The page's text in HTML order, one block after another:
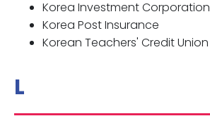
Korea Investment Corporation
Korea Post Insurance
Korean Teachers' Credit Union
L